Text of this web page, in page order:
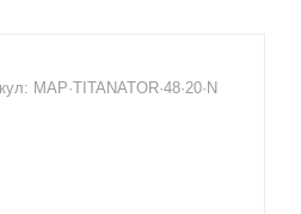
MAP·TITANATOR·48·20·N